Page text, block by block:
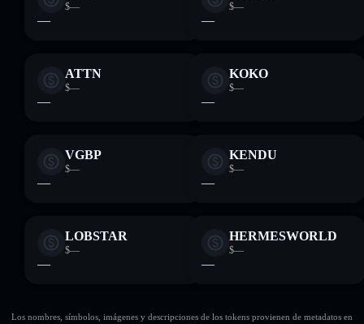
$—
—
$—
—
ATTN
$—
—
KOKO
$—
—
VGBP
$—
—
KENDU
$—
—
LOBSTAR
$—
—
HERMESWORLD
$—
—
Los nombres, símbolos, imágenes y descripciones de los tokens provienen de metadatos en